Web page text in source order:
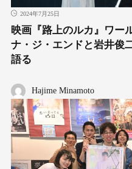
2024年7月25日
映画『路上のルカ』ワー
ナ・ジ・エンドと岩井俊
語る
Hajime Minamoto